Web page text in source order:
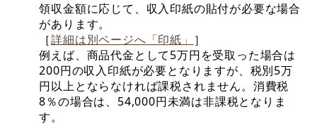
領収金額に応じて、収入印紙の貼付が必要な場合
があります。
［詳細は別ページへ「印紙」 ］
例えば、商品代金として5万円を受取った場合は
200円の収入印紙が必要となりますが、税別5万
円以上とならなければ課税されません。消費税
8％の場合は、54,000円未満は非課税となりま
す。